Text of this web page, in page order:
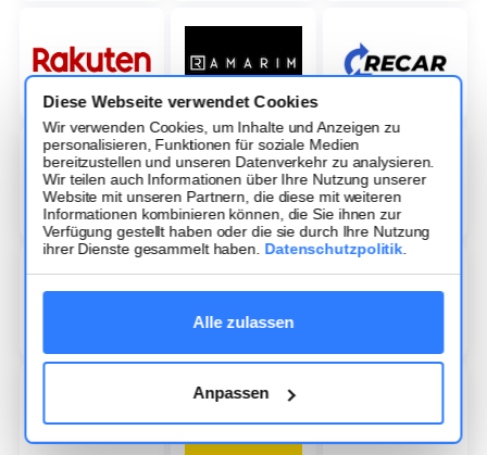
Diese Webseite verwendet Cookies
Wir verwenden Cookies, um Inhalte und Anzeigen zu
personalisieren, Funktionen für soziale Medien
bereitzustellen und unseren Datenverkehr zu analysieren.
Wir teilen auch Informationen über Ihre Nutzung unserer
Website mit unseren Partnern, die diese mit weiteren
Informationen kombinieren können, die Sie ihnen zur
Verfügung gestellt haben oder die sie durch Ihre Nutzung
ihrer Dienste gesammelt haben. Datenschutzpolitik
Alle zulassen
Anpassen